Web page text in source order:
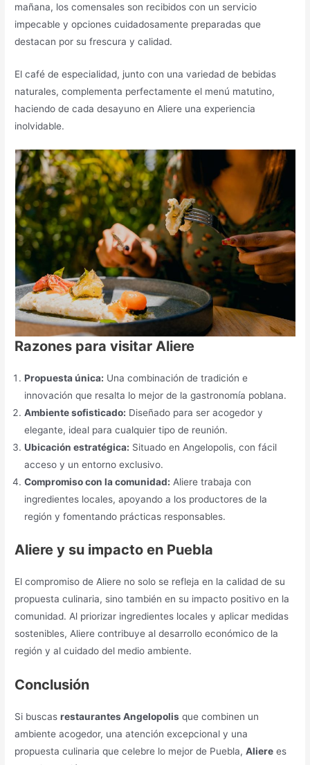
mañana, los comensales son recibidos con un servicio
impecable y opciones cuidadosamente preparadas que
destacan por su frescura y calidad.
El café de especialidad, junto con una variedad de bebidas
naturales, complementa perfectamente el menú matutino,
haciendo de cada desayuno en Aliere una experiencia
inolvidable.
Razones para visitar Aliere
Propuesta única: Una combinación de tradición e
innovación que resalta lo mejor de la gastronomía poblana.
Ambiente sofisticado: Diseñado para ser acogedor y
elegante, ideal para cualquier tipo de reunión.
Ubicación estratégica: Situado en Angelopolis, con fácil
acceso y un entorno exclusivo.
Compromiso con la comunidad: Aliere trabaja con
ingredientes locales, apoyando a los productores de la
región y fomentando prácticas responsables.
Aliere y su impacto en Puebla
El compromiso de Aliere no solo se refleja en la calidad de su
propuesta culinaria, sino también en su impacto positivo en la
comunidad. Al priorizar ingredientes locales y aplicar medidas
sostenibles, Aliere contribuye al desarrollo económico de la
región y al cuidado del medio ambiente.
Conclusión
Si buscasrestaurantes Angelopolis que combinen un
ambiente acogedor, una atención excepcional y una
propuesta culinaria que celebre lo mejor de Puebla,Aliere es